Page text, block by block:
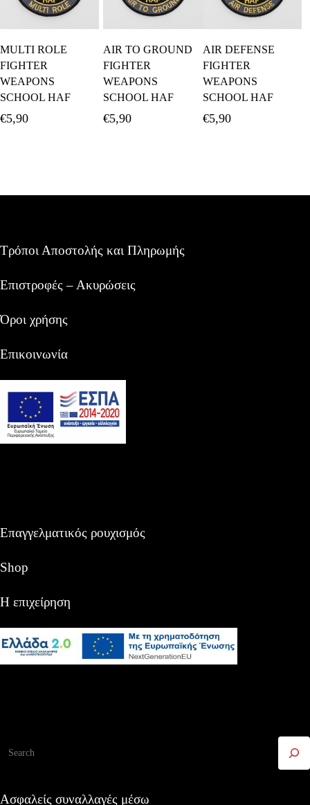
Καλάθι
MULTI ROLE
FIGHTER
WEAPONS
SCHOOL HAF
€5,90
Καλάθι
AIR TO GROUND
FIGHTER
WEAPONS
SCHOOL HAF
€5,90
Καλάθι
AIR DEFENSE
FIGHTER
WEAPONS
SCHOOL HAF
€5,90
Τρόποι Αποστολής και Πληρωμής
Επιστροφές – Ακυρώσεις
Όροι χρήσης
Επικοινωνία
Επαγγελματικός ρουχισμός
Shop
Η επιχείρηση
Ασφαλείς συναλλαγές μέσω